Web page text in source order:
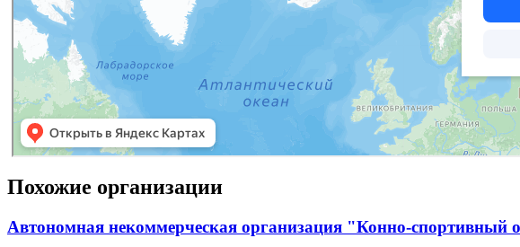
Похожие организации
Автономная некоммерческая организация "Конно-спортивный